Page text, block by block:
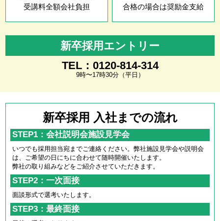
受講料全額会社負担 合格の場合は奨励金支給
新卒採用エントリー
TEL：0120-814-314
9時〜17時30分（平日）
新卒採用 入社までの流れ
STEP1：会社説明会施設見学会
いつでも採用担当宛までご連絡ください。弊社施設見学会や説明会
は、ご希望の日にちに合わせて随時開催いたします。
弊社の取り組みなどをご紹介させていただきます。
STEP2：一次面接
面談形式で選考いたします。
STEP3：最終面接